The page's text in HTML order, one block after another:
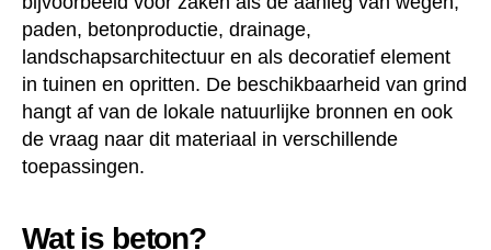
paden, betonproductie, drainage,
landschapsarchitectuur en als decoratief element
in tuinen en opritten. De beschikbaarheid van grind
hangt af van de lokale natuurlijke bronnen en ook
de vraag naar dit materiaal in verschillende
toepassingen.
Wat is beton?